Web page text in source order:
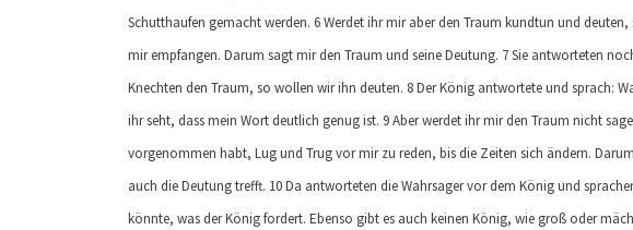
Schutthaufen gemacht werden. 6 Werdet ihr mir aber den Traum kundtun und
mir empfangen. Darum sagt mir den Traum und seine Deutung. 7 Sie antworteten
Knechten den Traum, so wollen wir ihn deuten. 8 Der König antwortete und sprach:
ihr seht, dass mein Wort deutlich genug ist. 9 Aber werdet ihr mir den Traum nicht
vorgenommen habt, Lug und Trug vor mir zu reden, bis die Zeiten sich ändern.
auch die Deutung trefft. 10 Da antworteten die Wahrsager vor dem König und
könnte, was der König fordert. Ebenso gibt es auch keinen König, wie groß oder